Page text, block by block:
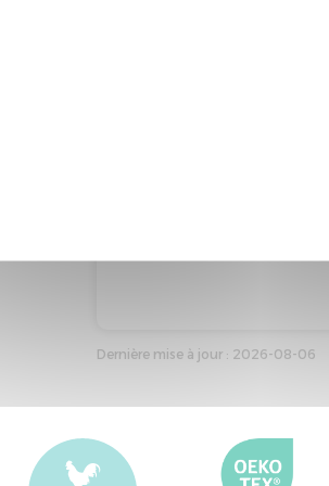
Dernière mise à jour : 2026-08-06